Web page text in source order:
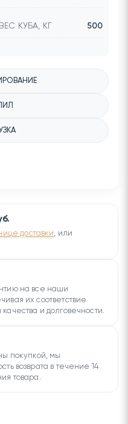
ВЕС КУБА, КГ 500
доставки, или
на все наши
их соответствие
и долговечности.
покупкой, мы
возврата в течение 14
товара.